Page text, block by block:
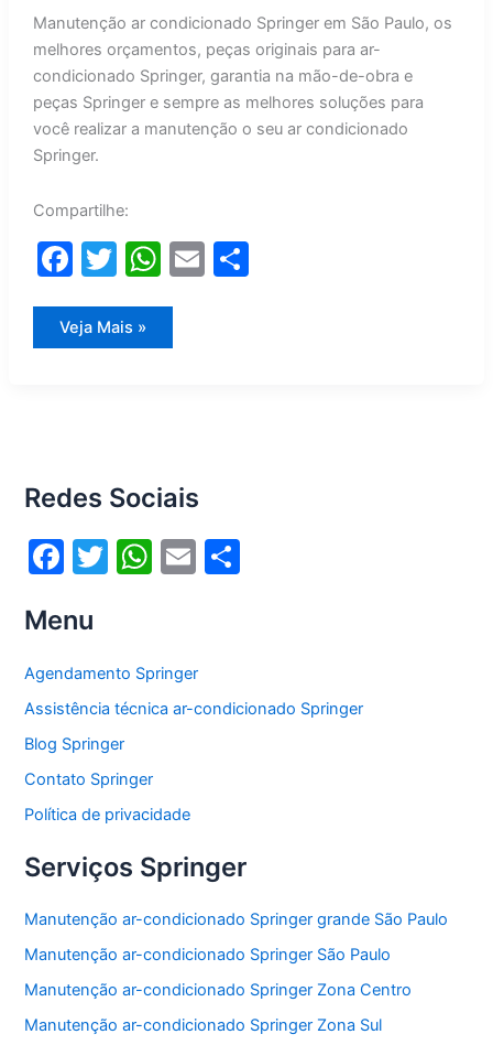
Manutenção ar condicionado Springer em São Paulo, os
melhores orçamentos, peças originais para ar-
condicionado Springer, garantia na mão-de-obra e
peças Springer e sempre as melhores soluções para
você realizar a manutenção o seu ar condicionado
Springer.
Compartilhe:
F
c
k
T
itt
W E S
Manutenção
Veja Mais »
Redes Sociais
F
c
e
b
o
o
k
T
er
W
s
A
p
E
l
Menu
Agendamento Springer
Assistência técnica ar-condicionado Springer
Blog Springer
Contato Springer
Política de privacidade
Serviços Springer
Manutenção ar-condicionado Springer grande São Paulo
Manutenção ar-condicionado Springer São Paulo
Manutenção ar-condicionado Springer Zona Centro
Manutenção ar-condicionado Springer Zona Sul